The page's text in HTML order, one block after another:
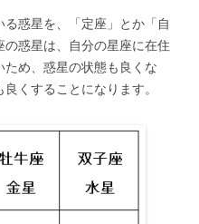
惑星を、「定座」とか「自
惑星は、自分の星座に在住
め、惑星の状態も良くな
くすることになります。